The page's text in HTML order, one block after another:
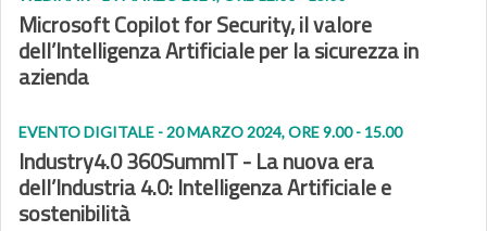
Microsoft Copilot for Security, il valore
dell’Intelligenza Artificiale per la sicurezza in
azienda
EVENTO DIGITALE - 20 MARZO 2024, ORE 9.00 - 15.00
Industry4.0 360SummIT- La nuova era
dell’Industria 4.0: Intelligenza Artificiale e
sostenibilità